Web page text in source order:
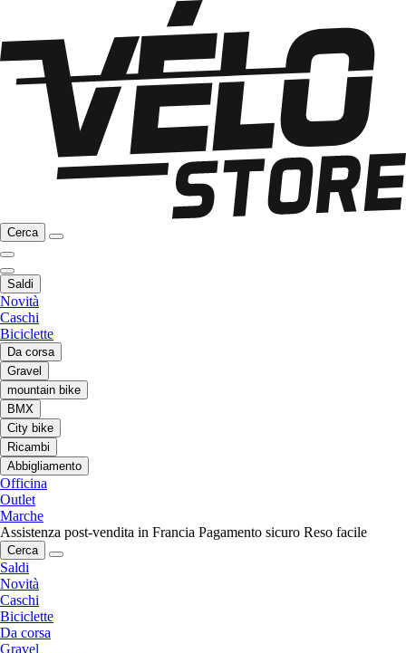
Cerca
Saldi
Novità
Caschi
Biciclette
Da corsa
Gravel
mountain bike
BMX
City bike
Ricambi
Abbigliamento
Officina
Outlet
Marche
Assistenza post-vendita in Francia Pagamento sicuro Reso facile
Cerca
Saldi
Novità
Caschi
Biciclette
Da corsa
Gravel